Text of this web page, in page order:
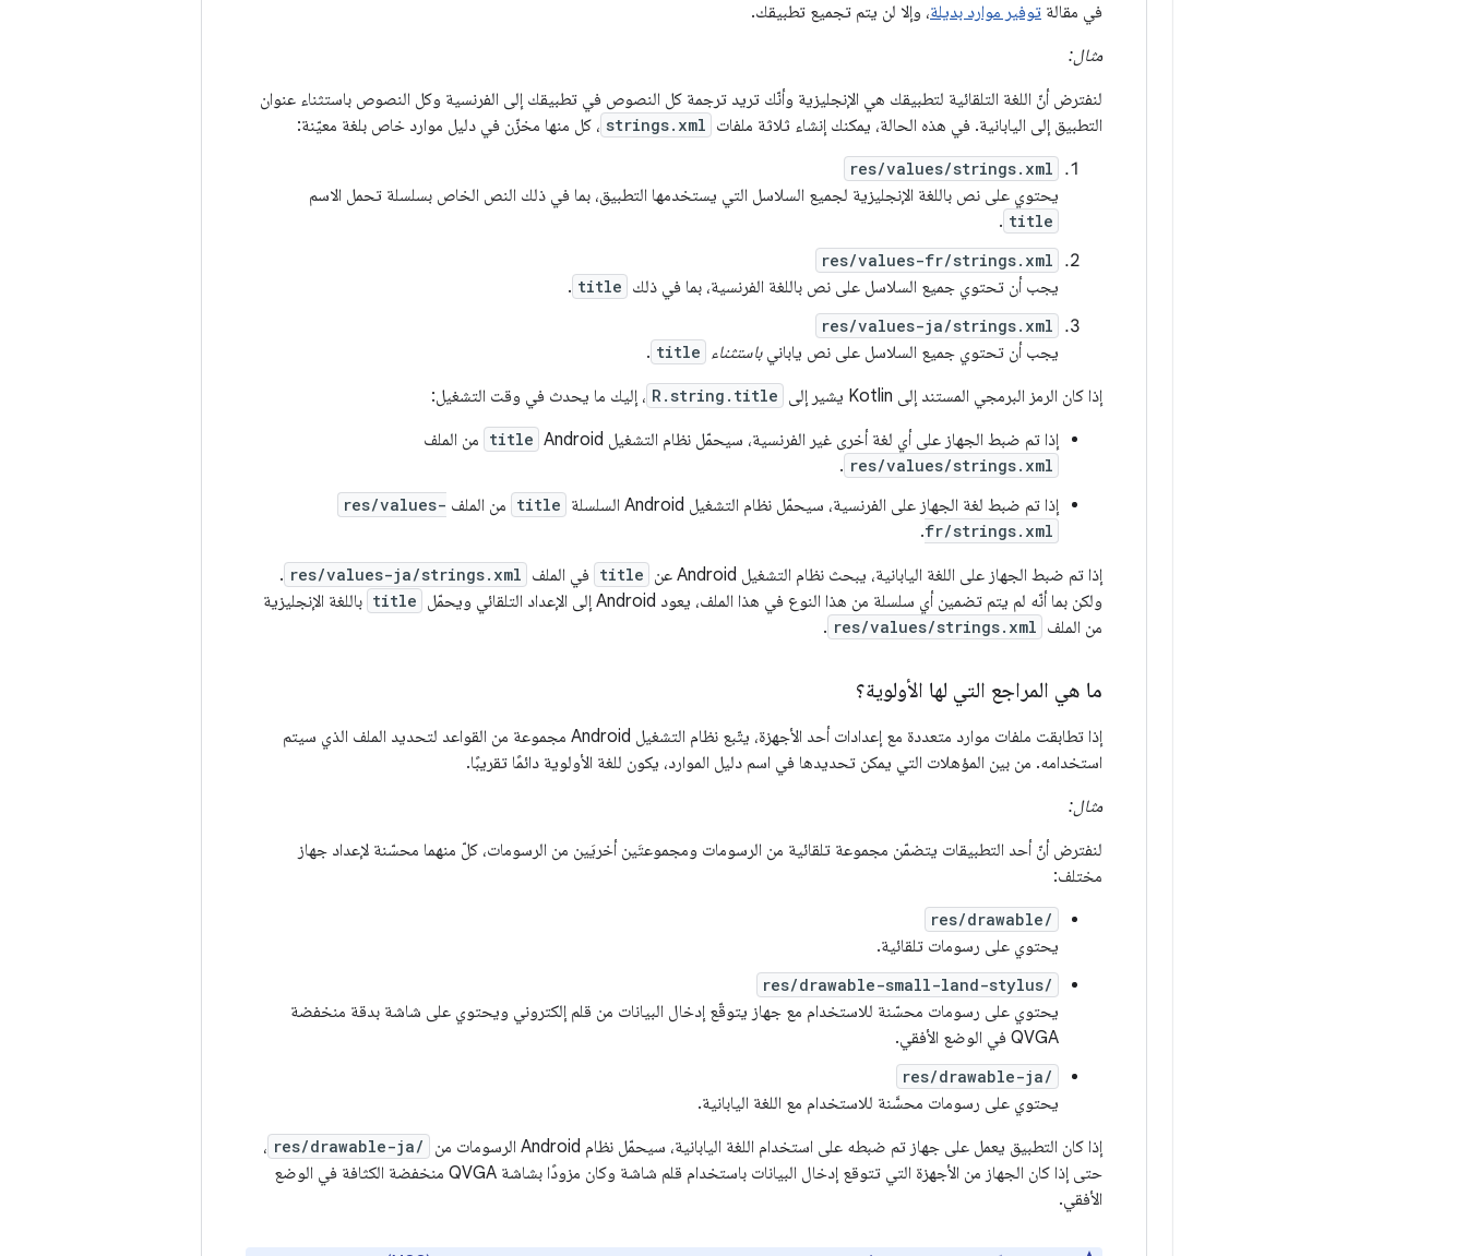
في مقالة توفير موارد بديلة، وإلا لن يتم تجميع تطبيقك.
مثال:
لنفترض أنّ اللغة التلقائية لتطبيقك هي الإنجليزية وأنّك تريد ترجمة كل النصوص في تطبيقك إلى الفرنسية وكل النصوص باستثناء عنوان
التطبيق إلى اليابانية. في هذه الحالة، يمكنك إنشاء ثلاثة ملفات strings.xml ، كل منها مخزّن في دليل موارد خاص بلغة معيّنة:
res/values/strings.xml
يحتوي على نص باللغة الإنجليزية لجميع السلاسل التي يستخدمها التطبيق، بما في ذلك النص الخاص بسلسلة تحمل الاسم
title
.
res/values-fr/strings.xml
يجب أن تحتوي جميع السلاسل على نص باللغة الفرنسية، بما في ذلك title
.
res/values-ja/strings.xml
يجب أن تحتوي جميع السلاسل على نص يابانيباستثناء title
.
إذا كان الرمز البرمجي المستند إلى Kotlin يشير إلى
R.string.title ، إليك ما يحدث في وقت التشغيل:
إذا تم ضبط الجهاز على أي لغة أخرى غير الفرنسية، سيحمّل نظام التشغيل Android
title من الملف
res/values/strings.xml
.
إذا تم ضبط لغة الجهاز على الفرنسية، سيحمّل نظام التشغيل Android السلسلة
title من الملف res/values-
fr/strings.xml
.
إذا تم ضبط الجهاز على اللغة اليابانية، يبحث نظام التشغيل Android عن
title في الملف res/values-ja/strings.xml
.
ولكن بما أنّه لم يتم تضمين أي سلسلة من هذا النوع في هذا الملف، يعود Android إلى الإعداد التلقائي ويحمّل
title باللغة الإنجليزية
من الملف res/values/strings.xml
.
ما هي المراجع التي لها الأولوية؟
إذا تطابقت ملفات موارد متعددة مع إعدادات أحد الأجهزة، يتّبع نظام التشغيل Android مجموعة من القواعد لتحديد الملف الذي سيتم
استخدامه. من بين المؤهلات التي يمكن تحديدها في اسم دليل الموارد، يكون للغة الأولوية دائمًا تقريبًا.
مثال:
لنفترض أنّ أحد التطبيقات يتضمّن مجموعة تلقائية من الرسومات ومجموعتَين أخريَين من الرسومات، كلّ منهما محسّنة لإعداد جهاز
مختلف:
res/drawable/
يحتوي على رسومات تلقائية.
res/drawable-small-land-stylus/
يحتوي على رسومات محسّنة للاستخدام مع جهاز يتوقّع إدخال البيانات من قلم إلكتروني ويحتوي على شاشة بدقة منخفضة
QVGA في الوضع الأفقي.
res/drawable-ja/
يحتوي على رسومات محسَّنة للاستخدام مع اللغة اليابانية.
إذا كان التطبيق يعمل على جهاز تم ضبطه على استخدام اللغة اليابانية، سيحمّل نظام Android الرسومات من
res/drawable-ja/ ،
حتى إذا كان الجهاز من الأجهزة التي تتوقع إدخال البيانات باستخدام قلم شاشة وكان مزودًا بشاشة QVGA منخفضة الكثافة في الوضع
الأفقي.